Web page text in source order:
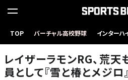
TOP バーチャル高校野球 インターハ
レイザーラモンRG、荒
員として『雪と椿とメジロ